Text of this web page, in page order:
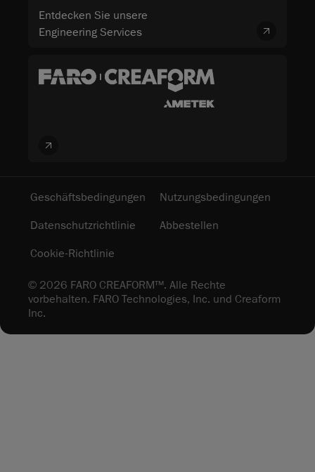
Entdecken Sie unsere
Engineering Services
© 2026 FARO CREAFORM™. Alle Rechte
vorbehalten. FARO Technologies, Inc. und Creaform
Inc.
Geschäftsbedingungen
Nutzungsbedingungen
Datenschutzrichtlinie
Abbestellen
Cookie-Richtlinie